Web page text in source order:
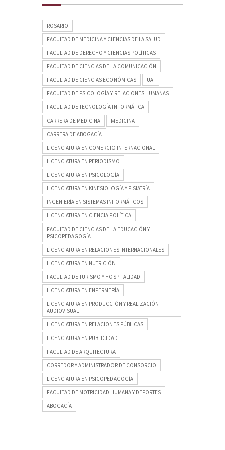
ROSARIO
FACULTAD DE MEDICINA Y CIENCIAS DE LA SALUD
FACULTAD DE DERECHO Y CIENCIAS POLÍTICAS
FACULTAD DE CIENCIAS DE LA COMUNICACIÓN
FACULTAD DE CIENCIAS ECONÓMICAS
UAI
FACULTAD DE PSICOLOGÍA Y RELACIONES HUMANAS
FACULTAD DE TECNOLOGÍA INFORMÁTICA
CARRERA DE MEDICINA
MEDICINA
CARRERA DE ABOGACÍA
LICENCIATURA EN COMERCIO INTERNACIONAL
LICENCIATURA EN PERIODISMO
LICENCIATURA EN PSICOLOGÍA
LICENCIATURA EN KINESIOLOGÍA Y FISIATRÍA
INGENIERÍA EN SISTEMAS INFORMÁTICOS
LICENCIATURA EN CIENCIA POLÍTICA
FACULTAD DE CIENCIAS DE LA EDUCACIÓN Y
PSICOPEDAGOGÍA
LICENCIATURA EN RELACIONES INTERNACIONALES
LICENCIATURA EN NUTRICIÓN
FACULTAD DE TURISMO Y HOSPITALIDAD
LICENCIATURA EN ENFERMERÍA
LICENCIATURA EN PRODUCCIÓN Y REALIZACIÓN
AUDIOVISUAL
LICENCIATURA EN RELACIONES PÚBLICAS
LICENCIATURA EN PUBLICIDAD
FACULTAD DE ARQUITECTURA
CORREDOR Y ADMINISTRADOR DE CONSORCIO
LICENCIATURA EN PSICOPEDAGOGÍA
FACULTAD DE MOTRICIDAD HUMANA Y DEPORTES
ABOGACÍA